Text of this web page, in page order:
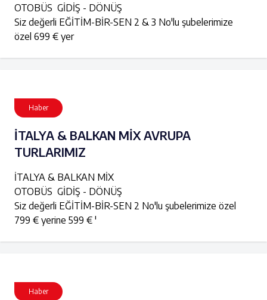
OTOBÜS GİDİŞ - DÖNÜŞ
Siz değerli EĞİTİM-BİR-SEN 2 & 3 No'lu şubelerimize
özel 699 € yer
Haber
İTALYA & BALKAN MİX AVRUPA
TURLARIMIZ
İTALYA & BALKAN MİX
OTOBÜS GİDİŞ - DÖNÜŞ
Siz değerli EĞİTİM-BİR-SEN 2 No'lu şubelerimize özel
799 € yerine 599 € '
Haber